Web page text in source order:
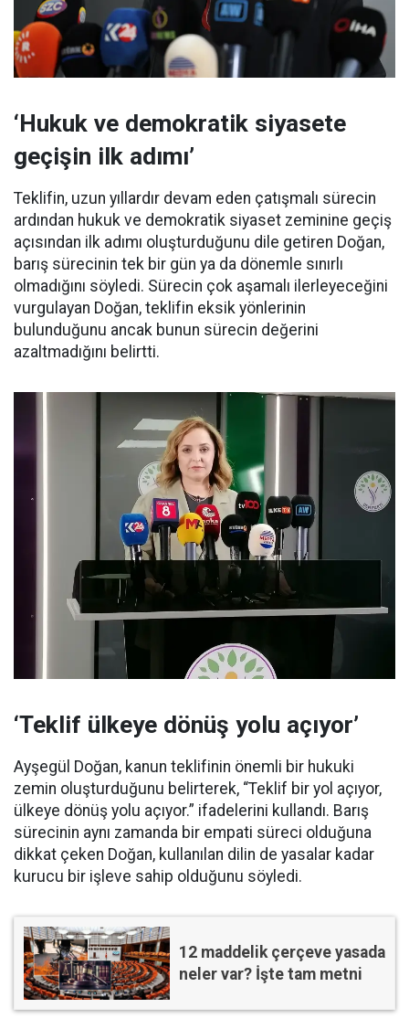
‘Hukuk ve demokratik siyasete
geçişin ilk adımı’
Teklifin, uzun yıllardır devam eden çatışmalı sürecin
ardından hukuk ve demokratik siyaset zeminine geçiş
açısından ilk adımı oluşturduğunu dile getiren Doğan,
barış sürecinin tek bir gün ya da dönemle sınırlı
olmadığını söyledi. Sürecin çok aşamalı ilerleyeceğini
vurgulayan Doğan, teklifin eksik yönlerinin
bulunduğunu ancak bunun sürecin değerini
azaltmadığını belirtti.
‘Teklif ülkeye dönüş yolu açıyor’
Ayşegül Doğan, kanun teklifinin önemli bir hukuki
zemin oluşturduğunu belirterek, “Teklif bir yol açıyor,
ülkeye dönüş yolu açıyor.” ifadelerini kullandı. Barış
sürecinin aynı zamanda bir empati süreci olduğuna
dikkat çeken Doğan, kullanılan dilin de yasalar kadar
kurucu bir işleve sahip olduğunu söyledi.
12 maddelik çerçeve yasada
neler var? İşte tam metni